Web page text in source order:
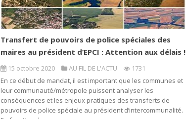
Transfert de pouvoirs de police spéciales des
maires au président d’EPCI : Attention aux délais !
15 octobre 2020 AU FIL DE L'ACTU
1731
En ce début de mandat, il est important que les communes et
leur communauté/métropole puissent analyser les
conséquences et les enjeux pratiques des transferts de
pouvoirs de police spéciale au président d’intercommunalité.